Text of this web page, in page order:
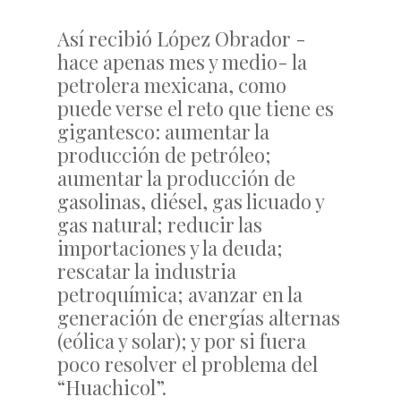
Así recibió López Obrador -
hace apenas mes y medio- la
petrolera mexicana, como
puede verse el reto que tiene es
gigantesco: aumentar la
producción de petróleo;
aumentar la producción de
gasolinas, diésel, gas licuado y
gas natural; reducir las
importaciones y la deuda;
rescatar la industria
petroquímica; avanzar en la
generación de energías alternas
(eólica y solar); y por si fuera
poco resolver el problema del
“Huachicol”.